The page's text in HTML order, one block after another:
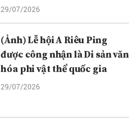
29/07/2026
(Ảnh) Lễ hội A Riêu Ping
được công nhận là Di sản văn
hóa phi vật thể quốc gia
29/07/2026